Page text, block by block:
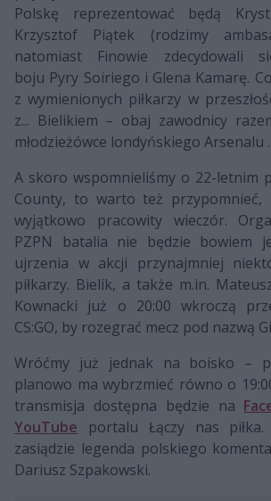
Polskę reprezentować będą
Krzysztof Piątek (rodzimy
natomiast Finowie zdecydowali
boju Pyry Soiriego i Glena Kamarę.
z wymienionych piłkarzy w
z... Bielikiem – obaj zawodnicy
młodzieżówce londyńskiego Arsenalu .
A skoro wspomnieliśmy o 22-letnim
County, to warto też przypomnieć,
wyjątkowo pracowity wieczór.
PZPN batalia nie będzie bowiem
ujrzenia w akcji przynajmniej
piłkarzy. Bielik, a także m.in.
Kownacki już o 20:00 wkroczą
CS:GO, by rozegrać mecz pod nazwą
Wróćmy już jednak na boisko –
planowo ma wybrzmieć równo o
transmisja dostępna będzie na
YouTube portalu Łączy nas
zasiądzie legenda polskiego
Dariusz Szpakowski.